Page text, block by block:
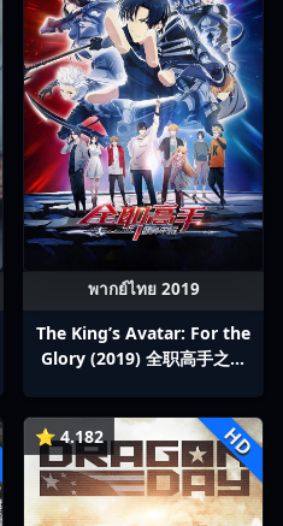
พากย์ไทย 2019
The King’s Avatar: For the
Glory (2019) 全职高手之巅
⭐ 4.182 HD